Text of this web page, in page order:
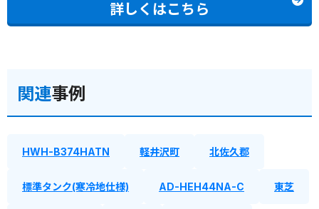
詳しくはこちら
関連事例
HWH-B374HATN 軽井沢町 北佐久郡
標準タンク(寒冷地仕様) AD-HEH44NA-C 東芝